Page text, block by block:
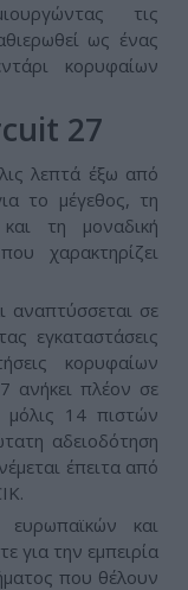
τις
ως ένας
κορυφαίων
27
λεπτά έξω από
το μέγεθος, τη
τη μοναδική
χαρακτηρίζει
αναπτύσσεται σε
εγκαταστάσεις
κορυφαίων
ανήκει πλέον σε
μόλις 14 πιστών
αδειοδότηση
έπειτα από
ευρωπαϊκών και
για την εμπειρία
που θέλουν